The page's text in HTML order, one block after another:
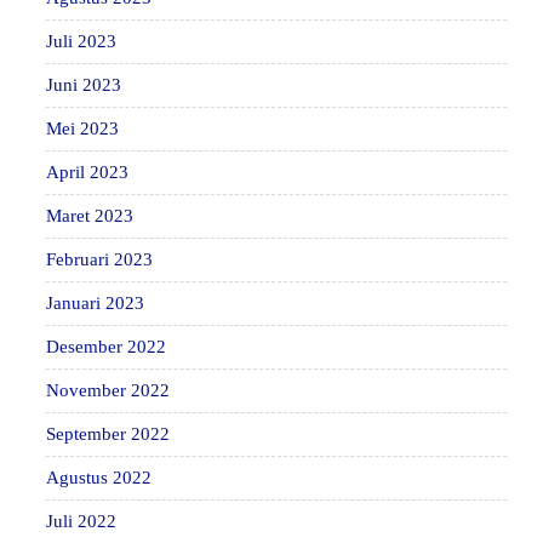
Juli 2023
Juni 2023
Mei 2023
April 2023
Maret 2023
Februari 2023
Januari 2023
Desember 2022
November 2022
September 2022
Agustus 2022
Juli 2022